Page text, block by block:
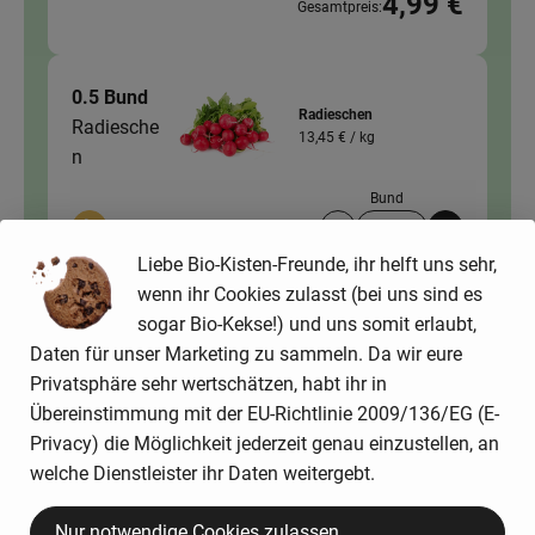
Gesamtpreis:
0.5 Bund
Radiesche
n
Radieschen
13,45 € / kg
Bund
Gesamtpreis: 2,69 €
0.5 Bund
Dill
Kräuter - Dill
2,69 € /Bund
Bund
Artikelanzahl
Liebe Bio-Kisten-Freunde, ihr helft uns sehr,
wenn ihr Cookies zulasst (bei uns sind es
sogar Bio-Kekse!) und uns somit erlaubt,
Daten für unser Marketing zu sammeln. Da wir eure
Privatsphäre sehr wertschätzen, habt ihr in
Übereinstimmung mit der EU-Richtlinie 2009/136/EG (E-
Privacy) die Möglichkeit jederzeit genau einzustellen, an
welche Dienstleister ihr Daten weitergebt.